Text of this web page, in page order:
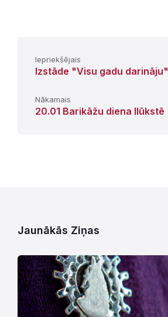
Iepriekšējais
Izstāde "Visu gadu darināju"
Nākamais
20.01 Barikāžu diena Ilūkstē
Jaunākās Ziņas